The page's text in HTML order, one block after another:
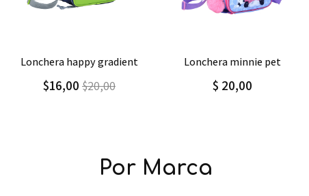
Agregar Detalle
lonchera minnie pet
$ 20,00
Agregar Detalle
lonchera nebula
$16,00 $20,00
Por Marca